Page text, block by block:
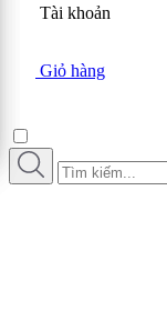
Tài khoản
Giỏ hàng